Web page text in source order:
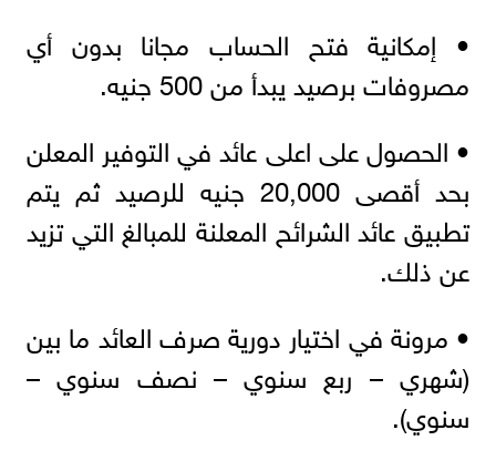
• إمكانية فتح الحساب مجانا بدون أي
مصروفات برصيد يبدأ من 500 جنيه.
• الحصول على اعلى عائد في التوفير المعلن
بحد أقصى 20,000 جنيه للرصيد ثم يتم
تطبيق عائد الشرائح المعلنة للمبالغ التي تزيد
عن ذلك.
• مرونة في اختيار دورية صرف العائد ما بين
(شهري – ربع سنوي – نصف سنوي –
سنوي).